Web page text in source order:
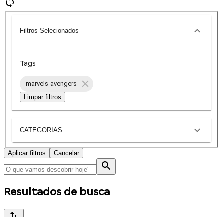
Filtros Selecionados
Tags
marvels-avengers
Limpar filtros
CATEGORIAS
Aplicar filtros Cancelar
Resultados de busca